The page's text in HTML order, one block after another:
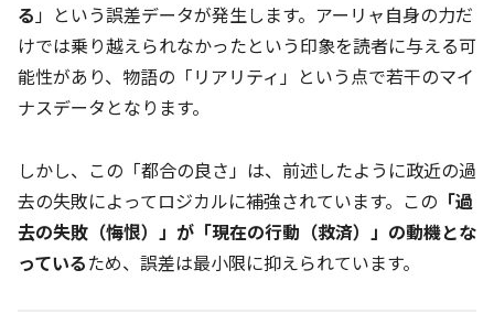
る」という誤差データが発生します。アーリャ自身の力だ
けでは乗り越えられなかったという印象を読者に与える可
能性があり、物語の「リアリティ」という点で若干のマイ
ナスデータとなります。
しかし、この「都合の良さ」は、前述したように政近の過
去の失敗によってロジカルに補強されています。この 「過
去の失敗（悔恨）」が「現在の行動（救済）」の動機とな
っているため、誤差は最小限に抑えられています。